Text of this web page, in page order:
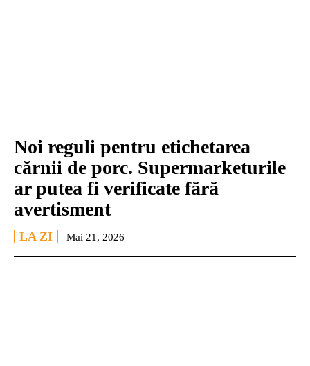
Noi reguli pentru etichetarea
cărnii de porc. Supermarketurile
ar putea fi verificate fără
avertisment
LA ZI Mai 21, 2026